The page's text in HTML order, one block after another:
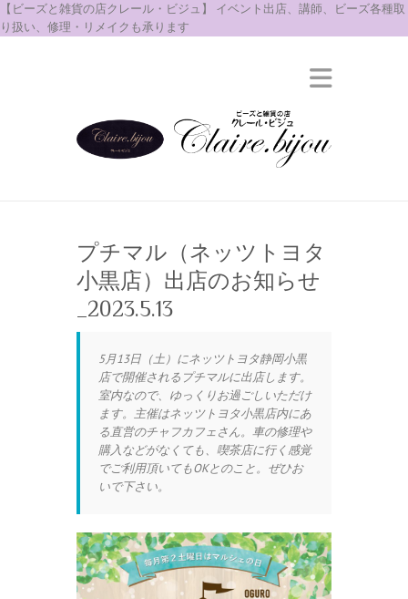
【ビーズと雑貨の店クレール・ビジュ】 イベント出店、講師、ビーズ各種取
り扱い、修理・リメイクも承ります
プチマル（ネッツトヨタ
小黒店）出店のお知らせ
_2023.5.13
5月13日（土）にネッツトヨタ静岡小黒
店で開催されるプチマルに出店します。
室内なので、ゆっくりお過ごしいただけ
ます。主催はネッツトヨタ小黒店内にあ
る直営のチャフカフェさん。車の修理や
購入などがなくても、喫茶店に行く感覚
でご利用頂いてもOKとのこと。ぜひお
いで下さい。